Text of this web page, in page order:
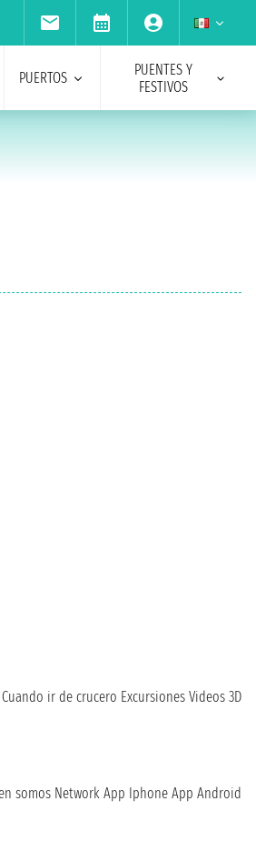
PUERTOS
PUENTES Y
FESTIVOS
Cuando ir de crucero Excursiones Videos 3D
somos Network App Iphone App Android